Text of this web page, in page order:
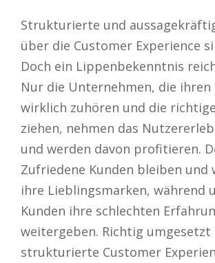
Strukturierte und
über die Customer Experience
Doch ein Lippenbekenntnis
Nur die Unternehmen, die ihren
wirklich zuhören und die
ziehen, nehmen das
und werden davon profitieren.
Zufriedene Kunden bleiben und
ihre Lieblingsmarken, während
Kunden ihre schlechten
weitergeben. Richtig umgesetzt
strukturierte Customer